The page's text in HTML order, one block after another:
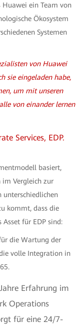
Huawei ein Team von
Ökosystem
Systemen
von Huawei
sie eingeladen habe,
um mit unseren
von einander lernen
Services, EDP.
basiert,
im Vergleich zur
unterschiedlichen
kommt, dass die
für EDP sind:
die Wartung der
volle Integration in
Erfahrung im
Operations
für eine 24/7-